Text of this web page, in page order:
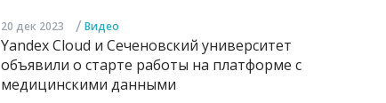
20 дек 2023 / Видео
Yandex Cloud и Сеченовский университет
объявили о старте работы на платформе с
медицинскими данными